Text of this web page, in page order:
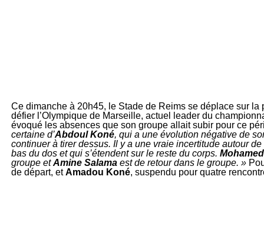
Ce dimanche à 20h45, le Stade de Reims se déplace sur la
défier l’Olympique de Marseille, actuel leader du
évoqué les absences que son groupe allait subir pour ce
certaine d’Abdoul Koné, qui a une évolution négative de
continuer à tirer dessus. Il y a une vraie incertitude autour de
bas du dos et qui s’étendent sur le reste du corps.
groupe etAmine Salamaest de retour dans le groupe. »
de départ, etAmadou Koné, suspendu pour quatre